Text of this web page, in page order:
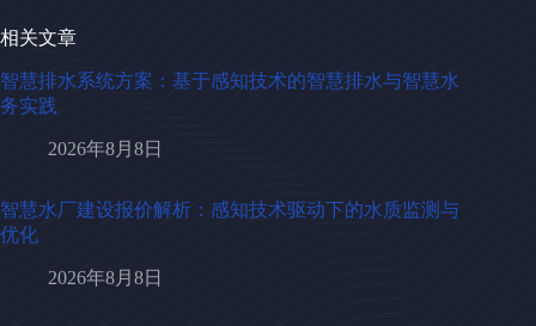
相关文章
智慧排水系统方案：基于感知技术的智慧排水与智慧水
务实践
2026年8月8日
智慧水厂建设报价解析：感知技术驱动下的水质监测与
优化
2026年8月8日